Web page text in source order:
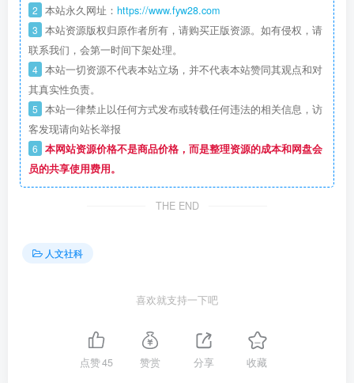
2 本站永久网址： https://www.fyw28.com
3 本站资源版权归原作者所有，请购买正版资源。如有侵权，请
联系我们，会第一时间下架处理。
4 本站一切资源不代表本站立场，并不代表本站赞同其观点和对
其真实性负责。
5 本站一律禁止以任何方式发布或转载任何违法的相关信息，访
客发现请向站长举报
6 本网站资源价格不是商品价格，而是整理资源的成本和网盘会
员的共享使用费用。
THE END
人文社科
喜欢就支持一下吧
点赞45 赞赏 分享 收藏